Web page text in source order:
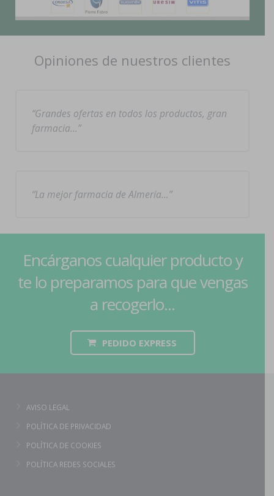
Opiniones de nuestros clientes
Grandes ofertas en todos los productos, gran
farmacia…
La mejor farmacia de Almería…
Encárganos cualquier producto y
te lo preparamos para que vengas
a recogerlo...
PEDIDO EXPRESS
AVISO LEGAL
POLÍTICA DE PRIVACIDAD
POLÍTICA DE COOKIES
POLÍTICA REDES SOCIALES